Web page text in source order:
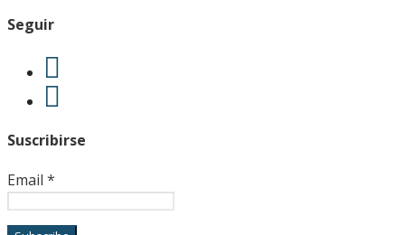
Seguir
Suscribirse
Email *